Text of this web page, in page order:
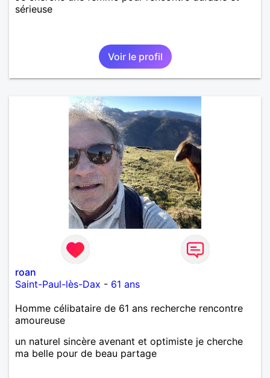
sérieuse
Voir le profil
roan
Saint-Paul-lès-Dax - 61 ans
Homme célibataire de 61 ans recherche rencontre
amoureuse
un naturel sincère avenant et optimiste je cherche
ma belle pour de beau partage